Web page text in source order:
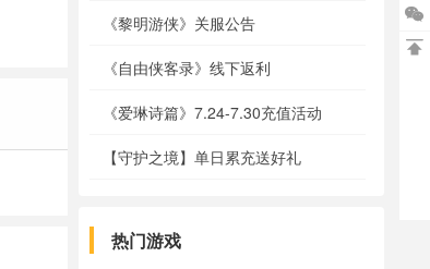


《黎明游侠》关服公告
《自由侠客录》线下返利
《爱琳诗篇》7.24-7.30充值活动
【守护之境】单日累充送好礼
热门游戏